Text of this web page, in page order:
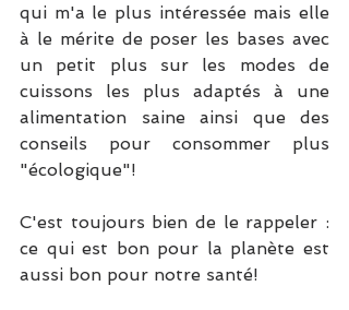
qui m'a le plus intéressée mais elle
à le mérite de poser les bases avec
un petit plus sur les modes de
cuissons les plus adaptés à une
alimentation saine ainsi que des
conseils pour consommer plus
"écologique"!
C'est toujours bien de le rappeler :
ce qui est bon pour la planète est
aussi bon pour notre santé!